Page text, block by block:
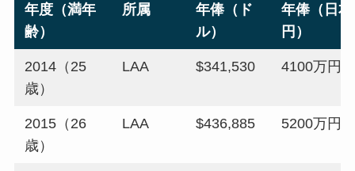
年度（満年
齢）
所属
年俸（ド
ル）
年俸（日本
円）
2014（25
歳）
LAA $341,530 4100万円
2015（26
歳）
LAA $436,885 5200万円